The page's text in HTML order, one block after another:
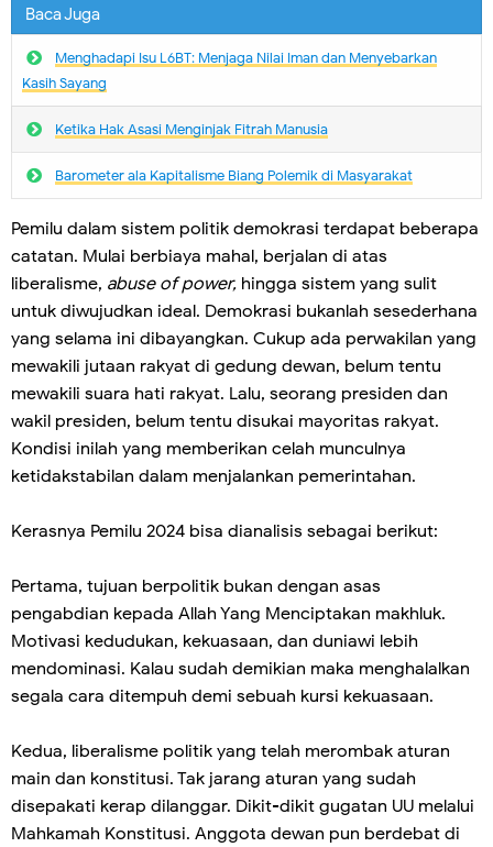
Baca Juga
Menghadapi Isu L6BT: Menjaga Nilai Iman dan Menyebarkan
Kasih Sayang
Ketika Hak Asasi Menginjak Fitrah Manusia
Barometer ala Kapitalisme Biang Polemik di Masyarakat
Pemilu dalam sistem politik demokrasi terdapat beberapa
catatan. Mulai berbiaya mahal, berjalan di atas
liberalisme, abuse of power, hingga sistem yang sulit
untuk diwujudkan ideal. Demokrasi bukanlah sesederhana
yang selama ini dibayangkan. Cukup ada perwakilan yang
mewakili jutaan rakyat di gedung dewan, belum tentu
mewakili suara hati rakyat. Lalu, seorang presiden dan
wakil presiden, belum tentu disukai mayoritas rakyat.
Kondisi inilah yang memberikan celah munculnya
ketidakstabilan dalam menjalankan pemerintahan.
Kerasnya Pemilu 2024 bisa dianalisis sebagai berikut:
Pertama, tujuan berpolitik bukan dengan asas
pengabdian kepada Allah Yang Menciptakan makhluk.
Motivasi kedudukan, kekuasaan, dan duniawi lebih
mendominasi. Kalau sudah demikian maka menghalalkan
segala cara ditempuh demi sebuah kursi kekuasaan.
Kedua, liberalisme politik yang telah merombak aturan
main dan konstitusi. Tak jarang aturan yang sudah
disepakati kerap dilanggar. Dikit-dikit gugatan UU melalui
Mahkamah Konstitusi. Anggota dewan pun berdebat di